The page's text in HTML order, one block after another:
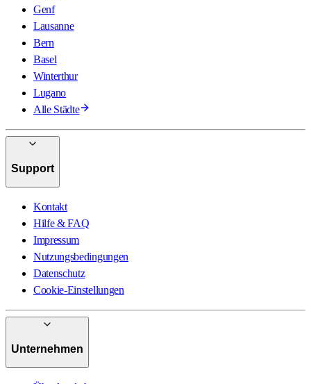
Genf
Lausanne
Bern
Basel
Winterthur
Lugano
Alle Städte
Support
Kontakt
Hilfe & FAQ
Impressum
Nutzungsbedingungen
Datenschutz
Cookie-Einstellungen
Unternehmen